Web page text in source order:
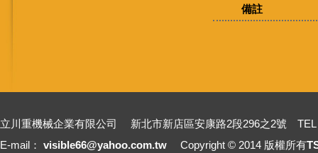
備註
立川重機械企業有限公司 新北市新店區安康路2段296之2號 TEL
E-mail： visible66@yahoo.com.tw Copyright © 2014 版權所有